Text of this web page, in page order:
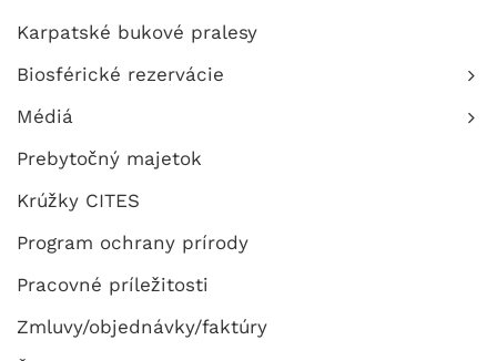
Karpatské bukové pralesy
Biosférické rezervácie
Médiá
Prebytočný majetok
Krúžky CITES
Program ochrany prírody
Pracovné príležitosti
Zmluvy/objednávky/faktúry